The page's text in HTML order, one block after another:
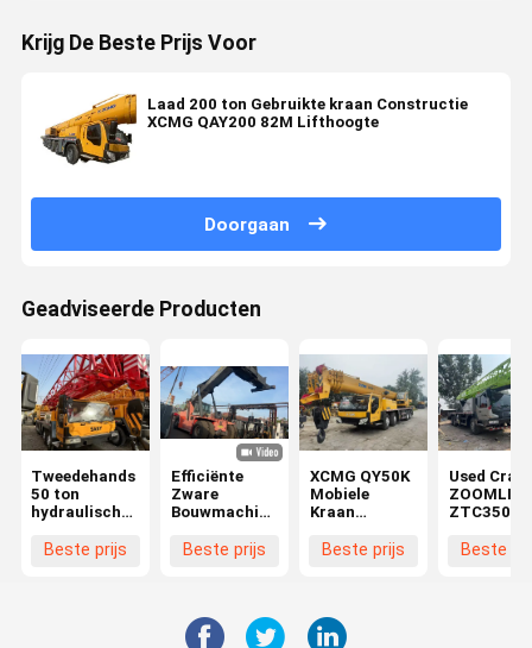
Krijg De Beste Prijs Voor
Laad 200 ton Gebruikte kraan Constructie
XCMG QAY200 82M Lifthoogte
Doorgaan
Geadviseerde Producten
Tweedehands
50 ton
hydraulische
50T mobiele
Beste prijs
Efficiënte
Zware
Bouwmachines
Gebruikte
Beste prijs
XCMG QY50K
Mobiele
Kraan
50 Ton
Beste prijs
Used
ZTC350H
Crane In
Beste